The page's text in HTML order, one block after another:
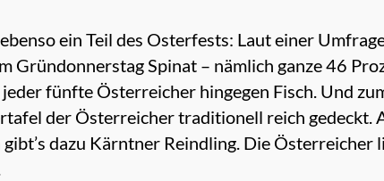
ein Teil des Osterfests: Laut einer
Gründonnerstag Spinat – nämlich ganze 46
fünfte Österreicher hingegen Fisch. Und
der Österreicher traditionell reich gedeckt.
dazu Kärntner Reindling. Die Österreicher